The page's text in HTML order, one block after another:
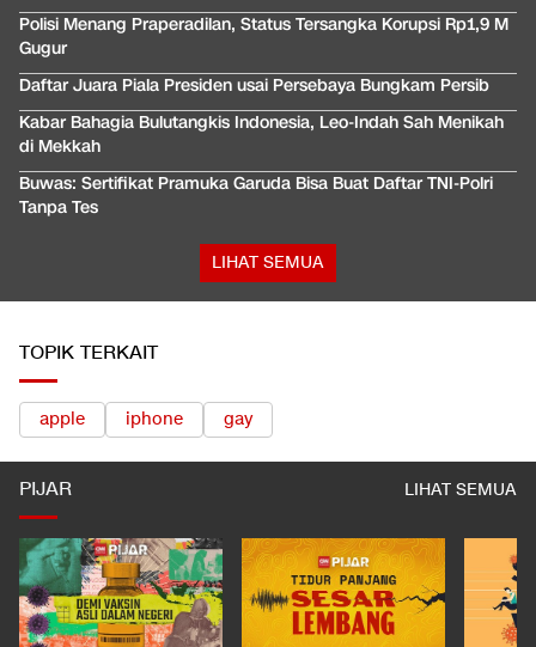
Polisi Menang Praperadilan, Status Tersangka Korupsi Rp1,9 M
Gugur
Daftar Juara Piala Presiden usai Persebaya Bungkam Persib
Kabar Bahagia Bulutangkis Indonesia, Leo-Indah Sah Menikah
di Mekkah
Buwas: Sertifikat Pramuka Garuda Bisa Buat Daftar TNI-Polri
Tanpa Tes
LIHAT SEMUA
TOPIK TERKAIT
apple iphone gay
PIJAR LIHAT SEMUA